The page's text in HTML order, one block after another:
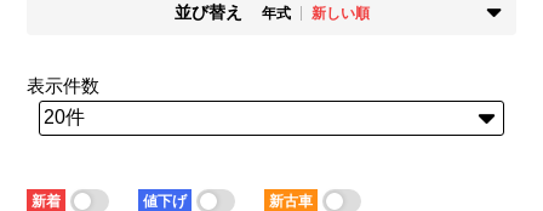
保存した検索条件
並び替え 年式
新しい順
新着順
走行距離
少ない順
多い順
価格
安い順
高い順
少ない順
多い順
短い順
表示件数
新着 値下げ 新古車